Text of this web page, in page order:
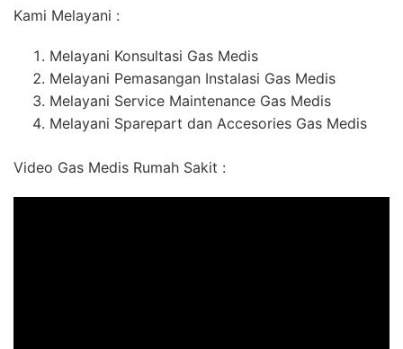
Kami Melayani :
Melayani Konsultasi Gas Medis
Melayani Pemasangan Instalasi Gas Medis
Melayani Service Maintenance Gas Medis
Melayani Sparepart dan Accesories Gas Medis
Video Gas Medis Rumah Sakit :